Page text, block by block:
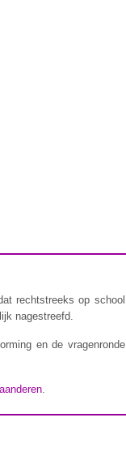
rechtstreeks op school
nagestreefd.
en de vragenronde
.